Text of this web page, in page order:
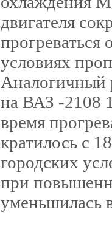
двигателя
условиях
на ВАЗ -2108
время
кратилось с
городских
при
уменьшилась